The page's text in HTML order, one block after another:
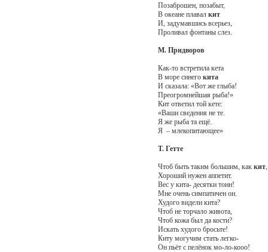
Позаброшен, позабыт,
В океане плавал кит
И, задумавшись всерьез,
Проливал фонтаны слез.
М. Придворов
Как-то встретила кета
В море синего кита
И сказала: «Вот же глыба!
Преогромнейшая рыба!»
Кит ответил той кете:
«Ваши сведения не те.
Я же рыба та ещё.
Я – млекопитающее»
Т. Гетте
Чтоб быть таким большим, как кит,
Хороший нужен аппетит.
Вес у кита- десятки тонн!
Мне очень симпатичен он.
Худого видели кита?
Чтоб не торчало живота,
Чтоб кожа был да кости?
Искать худого бросьте!
Киту могучим стать легко-
Он пьёт с пелёнок мо-ло-кооо!